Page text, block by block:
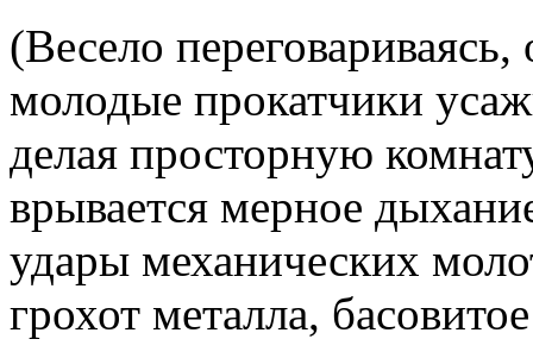
(Весело
молодые прокатчики
делая просторную
врывается мерное
удары механических
грохот металла,